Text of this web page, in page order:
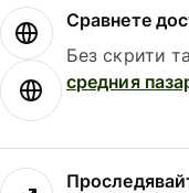
Сравнете
Без скрити
средния